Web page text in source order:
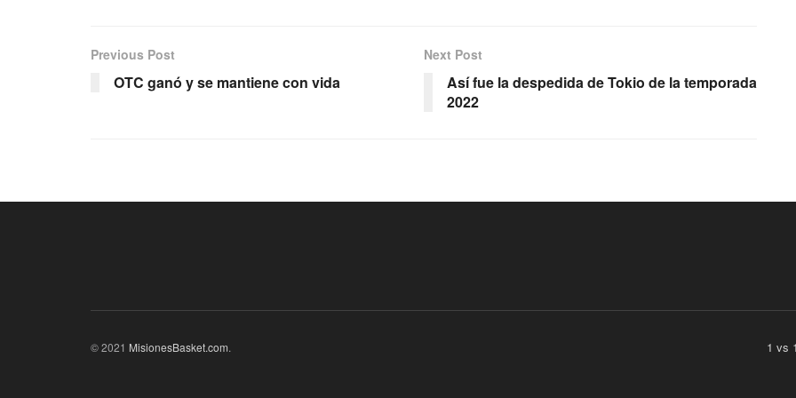
Previous Post
OTC ganó y se mantiene con vida
Next Post
Así fue la despedida de Tokio de la temporada
2022
1 vs
© 2021 MisionesBasket.com.